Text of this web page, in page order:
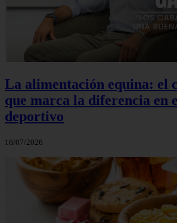
La alimentación equina: el
que marca la diferencia en
deportivo
16/07/2026